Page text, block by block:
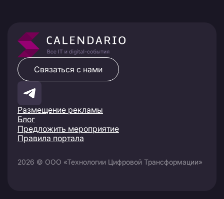
Размещение рекламы
Блог
Предложить мероприятие
Правила портала
Связаться с нами
2026 © ООО «Технологии Цифровой Трансформации»